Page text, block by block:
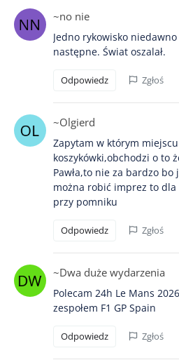
~no nie
Jedno rykowisko
następne. Świat oszalał.
Odpowiedz Zgłoś
~Olgierd
Zapytam w którym
koszykówki,obchodzi o to
Pawła,to nie za bardzo
można robić imprez to dla
przy pomniku
Odpowiedz Zgłoś
~Dwa duże wydarzenia
Polecam 24h Le Mans
zespołem F1 GP Spain
Odpowiedz Zgłoś